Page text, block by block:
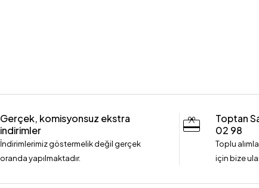
Gerçek, komisyonsuz ekstra
indirimler
İndirimlerimiz göstermelik değil gerçek
oranda yapılmaktadır.
Toptan
02 98
Toplu
için bize